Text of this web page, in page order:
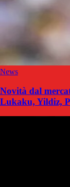
News
Novità dal
Lukaku, Yildiz,